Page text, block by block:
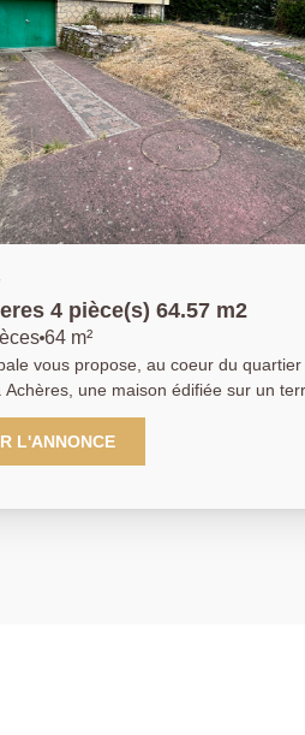
4 pièce(s) 64.57 m2
64 m²
vous propose, au coeur du
une maison édifiée sur un
des commerces, des écoles
à pied du centre-ville et 8
la gare d'Achères Ville (RER A / Ligne L).
L'ANNONCE